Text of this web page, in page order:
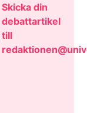
Skicka din
debattartikel
till